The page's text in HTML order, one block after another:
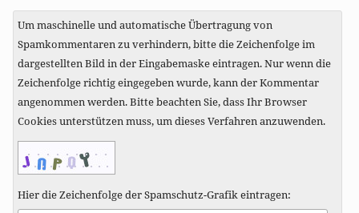
Um maschinelle und automatische Übertragung von
Spamkommentaren zu verhindern, bitte die Zeichenfolge im
dargestellten Bild in der Eingabemaske eintragen. Nur wenn die
Zeichenfolge richtig eingegeben wurde, kann der Kommentar
angenommen werden. Bitte beachten Sie, dass Ihr Browser
Cookies unterstützen muss, um dieses Verfahren anzuwenden.
Hier die Zeichenfolge der Spamschutz-Grafik eintragen: